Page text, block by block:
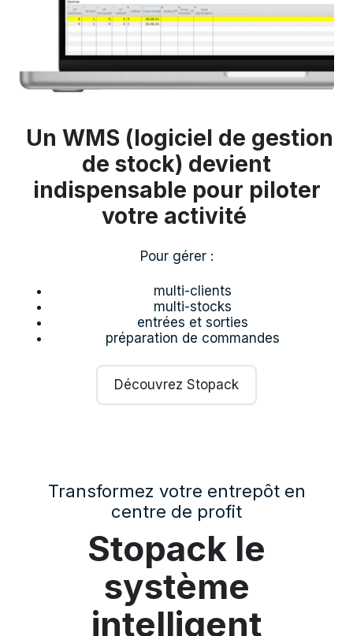
Un WMS (logiciel de gestion
de stock) devient
indispensable pour piloter
votre activité
Pour gérer :
multi-clients
multi-stocks
entrées et sorties
préparation de commandes
Découvrez Stopack
Transformez votre entrepôt en
centre de profit
Stopack le
système
intelligent